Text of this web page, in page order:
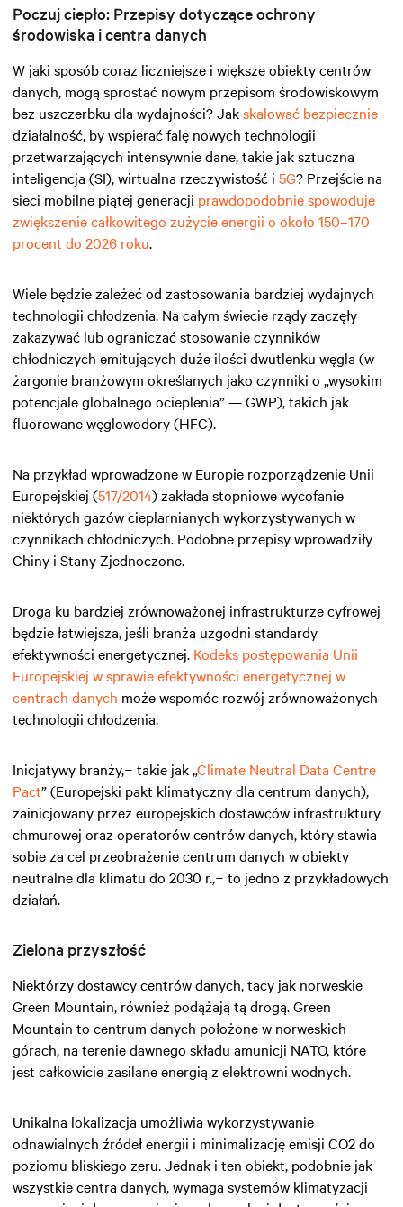
Poczuj ciepło: Przepisy dotyczące ochrony
środowiska i centra danych
W jaki sposób coraz liczniejsze i większe obiekty centrów
danych, mogą sprostać nowym przepisom środowiskowym
bez uszczerbku dla wydajności? Jakskalować bezpiecznie
działalność, by wspierać falę nowych technologii
przetwarzających intensywnie dane, takie jak sztuczna
inteligencja (SI), wirtualna rzeczywistość i 5G? Przejście na
sieci mobilne piątej generacji prawdopodobnie spowoduje
zwiększenie całkowitego zużycie energii o około 150–170
procent do 2026 roku.
Wiele będzie zależeć od zastosowania bardziej wydajnych
technologii chłodzenia. Na całym świecie rządy zaczęły
zakazywać lub ograniczać stosowanie czynników
chłodniczych emitujących duże ilości dwutlenku węgla (w
żargonie branżowym określanych jako czynniki o „wysokim
potencjale globalnego ocieplenia” — GWP), takich jak
fluorowane węglowodory (HFC).
Na przykład wprowadzone w Europie rozporządzenie Unii
Europejskiej (517/2014) zakłada stopniowe wycofanie
niektórych gazów cieplarnianych wykorzystywanych w
czynnikach chłodniczych. Podobne przepisy wprowadziły
Chiny i Stany Zjednoczone.
Droga ku bardziej zrównoważonej infrastrukturze cyfrowej
będzie łatwiejsza, jeśli branża uzgodni standardy
efektywności energetycznej. Kodeks postępowania Unii
Europejskiej w sprawie efektywności energetycznej w
centrach danych może wspomóc rozwój zrównoważonych
technologii chłodzenia.
Inicjatywy branży,− takie jak „Climate Neutral Data Centre
Pact” (Europejski pakt klimatyczny dla centrum danych),
zainicjowany przez europejskich dostawców infrastruktury
chmurowej oraz operatorów centrów danych, który stawia
sobie za cel przeobrażenie centrum danych w obiekty
neutralne dla klimatu do 2030 r.,− to jedno z przykładowych
działań.
Zielona przyszłość
Niektórzy dostawcy centrów danych, tacy jak norweskie
Green Mountain, również podążają tą drogą. Green
Mountain to centrum danych położone w norweskich
górach, na terenie dawnego składu amunicji NATO, które
jest całkowicie zasilane energią z elektrowni wodnych.
Unikalna lokalizacja umożliwia wykorzystywanie
odnawialnych źródeł energii i minimalizację emisji CO2 do
poziomu bliskiego zeru. Jednak i ten obiekt, podobnie jak
wszystkie centra danych, wymaga systemów klimatyzacji